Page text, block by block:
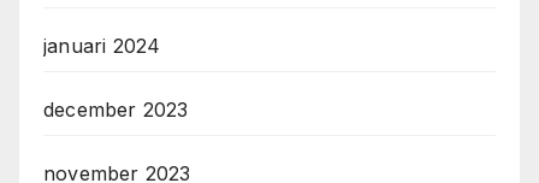
januari 2024
december 2023
november 2023